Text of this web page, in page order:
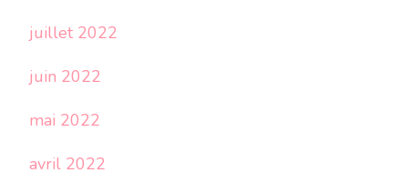
juillet 2022
juin 2022
mai 2022
avril 2022